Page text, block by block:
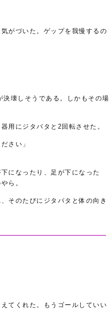
がづいた。ゲップを我慢するの
壊しそうである。しかもその場
用にジタバタと2回転させた。
さい」
になったり、足が下になった
ら。
そのたびにジタバタと体の向き
てくれた。もうゴールしていい